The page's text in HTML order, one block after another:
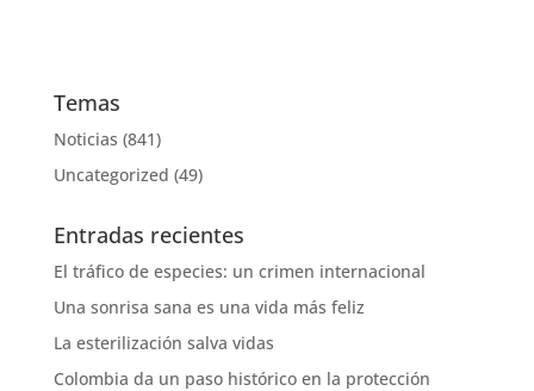
Temas
Noticias (841)
Uncategorized (49)
Entradas recientes
El tráfico de especies: un crimen internacional
Una sonrisa sana es una vida más feliz
La esterilización salva vidas
Colombia da un paso histórico en la protección